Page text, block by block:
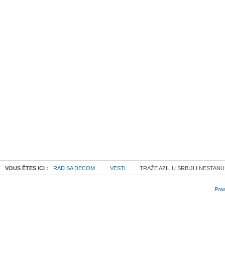
VOUS ÊTES ICI : RAD SA DECOM VESTI TRAŽE AZIL U SRBIJI I NESTANU